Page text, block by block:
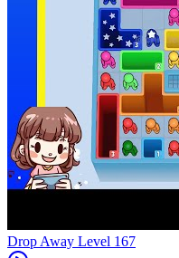
Level 167